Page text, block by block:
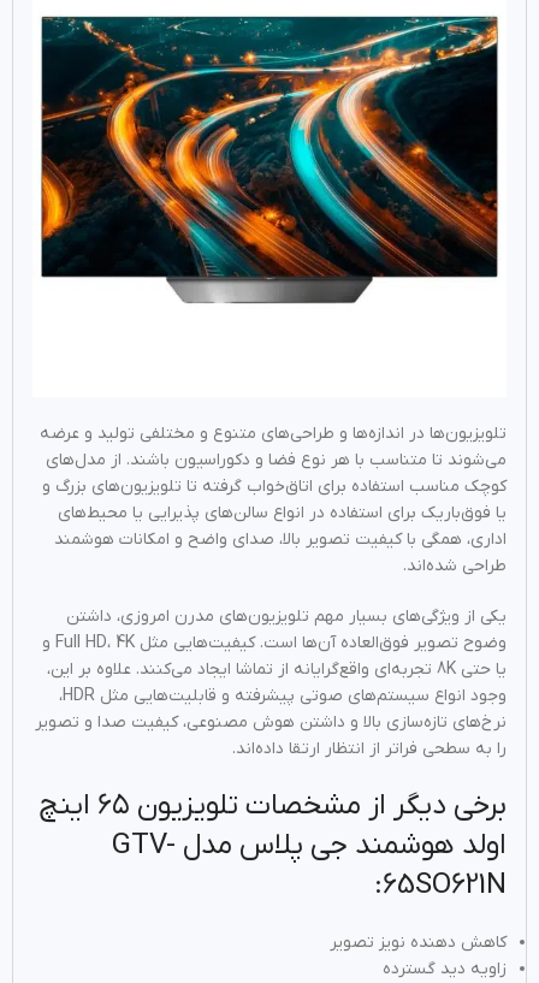
تلویزیون‌ها در اندازه‌ها و طراحی‌های متنوع و مختلفی تولید و عرضه
می‌شوند تا متناسب با هر نوع فضا و دکوراسیون باشند. از مدل‌های
کوچک مناسب استفاده برای اتاق‌خواب گرفته تا تلویزیون‌های بزرگ و
یا فوق‌باریک برای استفاده در انواع سالن‌های پذیرایی یا محیط‌های
اداری، همگی با کیفیت تصویر بالا، صدای واضح و امکانات هوشمند
طراحی شده‌اند.
یکی از ویژگی‌های بسیار مهم تلویزیون‌های مدرن امروزی، داشتن
وضوح تصویر فوق‌العاده آن‌ها است. کیفیت‌هایی مثل Full HD، 4K و
یا حتی 8K تجربه‌ای واقع‌گرایانه از تماشا ایجاد می‌کنند. علاوه بر این،
وجود انواع سیستم‌های صوتی پیشرفته و قابلیت‌هایی مثل HDR،
نرخ‌های تازه‌سازی بالا و داشتن هوش مصنوعی، کیفیت صدا و تصویر
را به سطحی فراتر از انتظار ارتقا داده‌اند.
برخی دیگر از مشخصات تلویزیون ۶۵ اینچ
اولد هوشمند جی پلاس مدل GTV-
65SO621N:
کاهش دهنده نویز تصویر
زاویه دید گسترده